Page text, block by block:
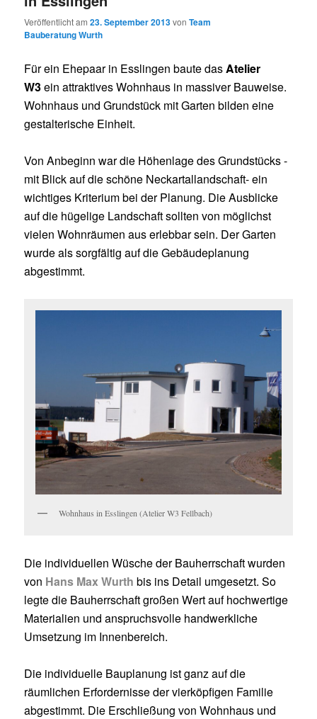
Veröffentlicht am23. September 2013vonTeam
Bauberatung Wurth
Für ein Ehepaar in Esslingen baute das Atelier
W3ein attraktives Wohnhaus in massiver Bauweise.
Wohnhaus und Grundstück mit Garten bilden eine
gestalterische Einheit.
Von Anbeginn war die Höhenlage des Grundstücks -
mit Blick auf die schöne Neckartallandschaft- ein
wichtiges Kriterium bei der Planung. Die Ausblicke
auf die hügelige Landschaft sollten von möglichst
vielen Wohnräumen aus erlebbar sein. Der Garten
wurde als sorgfältig auf die Gebäudeplanung
abgestimmt.
Wohnhaus in Esslingen (Atelier W3 Fellbach)
Die individuellen Wüsche der Bauherrschaft wurden
von Hans Max Wurth bis ins Detail umgesetzt. So
legte die Bauherrschaft großen Wert auf hochwertige
Materialien und anspruchsvolle handwerkliche
Umsetzung im Innenbereich.
Die individuelle Bauplanung ist ganz auf die
räumlichen Erfordernisse der vierköpfigen Familie
abgestimmt. Die Erschließung von Wohnhaus und